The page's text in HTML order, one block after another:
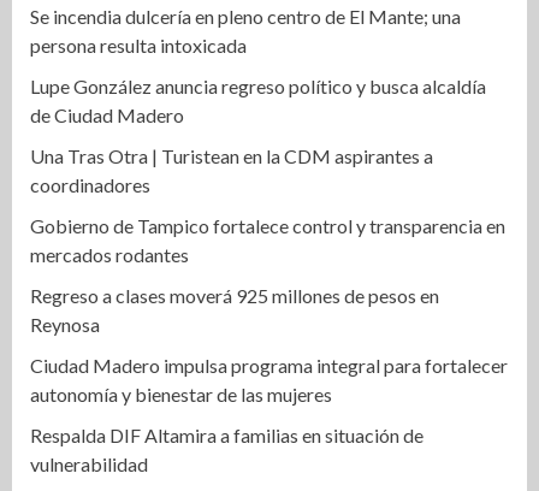
Se incendia dulcería en pleno centro de El Mante; una
persona resulta intoxicada
Lupe González anuncia regreso político y busca alcaldía
de Ciudad Madero
Una Tras Otra | Turistean en la CDM aspirantes a
coordinadores
Gobierno de Tampico fortalece control y transparencia en
mercados rodantes
Regreso a clases moverá 925 millones de pesos en
Reynosa
Ciudad Madero impulsa programa integral para fortalecer
autonomía y bienestar de las mujeres
Respalda DIF Altamira a familias en situación de
vulnerabilidad